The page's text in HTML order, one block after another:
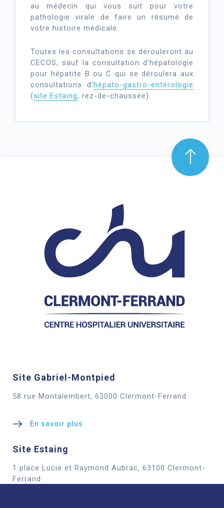
au médecin qui vous suit pour votre
pathologie virale de faire un résumé de
votre histoire médicale.
Toutes les consultations se dérouleront au
CECOS, sauf la consultation d’hépatologie
pour hépatite B ou C qui se déroulera aux
consultations d’hépato-gastro-entérologie
(site Estaing, rez-de-chaussée).
Site Gabriel-Montpied
58 rue Montalembert, 63000 Clermont-Ferrand
En savoir plus
Site Estaing
1 place Lucie et Raymond Aubrac, 63100 Clermont-
Ferrand